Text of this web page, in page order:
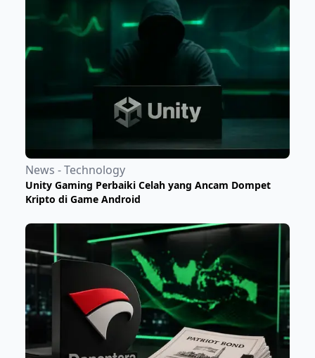
News - Technology
Unity Gaming Perbaiki Celah yang Ancam Dompet
Kripto di Game Android